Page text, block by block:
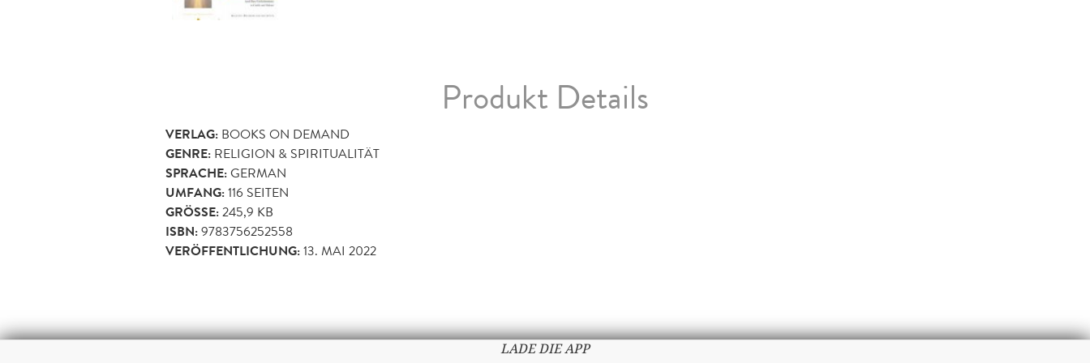
Produkt Details
VERLAG: BOOKS ON DEMAND
GENRE: RELIGION & SPIRITUALITÄT
SPRACHE:GERMAN
UMFANG:116 SEITEN
GRÖSSE: 245,9 KB
ISBN:9783756252558
VERÖFFENTLICHUNG:13. MAI 2022
LADE DIE APP